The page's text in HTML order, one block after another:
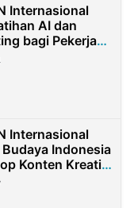
Internasional
AI dan
bagi Pekerja
di Taiwan
Internasional
Indonesia
Konten Kreatif